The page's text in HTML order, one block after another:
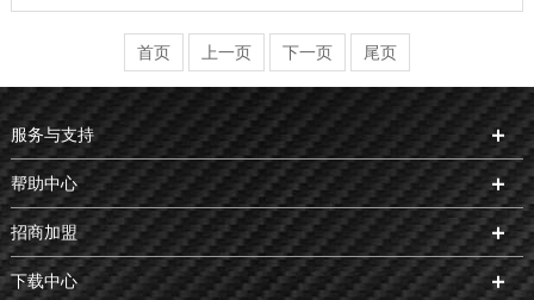
首页 上一页 下一页 尾页
服务与支持
帮助中心
招商加盟
下载中心